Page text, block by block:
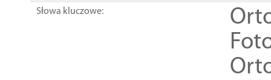
Słowa kluczowe: